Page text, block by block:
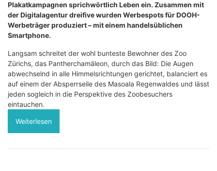
Plakatkampagnen sprichwörtlich Leben ein. Zusammen mit
der Digitalagentur dreifive wurden Werbespots für DOOH-
Werbeträger produziert – mit einem handelsüblichen
Smartphone.
Langsam schreitet der wohl bunteste Bewohner des Zoo
Zürichs, das Pantherchamäleon, durch das Bild: Die Augen
abwechselnd in alle Himmelsrichtungen gerichtet, balanciert es
auf einem der Absperrseile des Masoala Regenwaldes und lässt
jeden sogleich in die Perspektive des Zoobesuchers
eintauchen.
Weiterlesen